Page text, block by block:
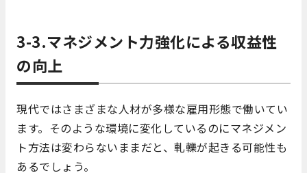
3-3.マネジメント力強化による収益性
の向上
現代ではさまざまな人材が多様な雇用形態で働いてい
ます。そのような環境に変化しているのにマネジメン
ト方法は変わらないままだと、軋轢が起きる可能性も
あるでしょう。